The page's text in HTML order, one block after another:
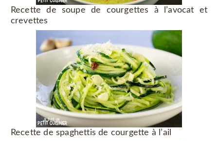
Recette de soupe de courgettes à l’avocat et
crevettes
Recette de spaghettis de courgette à l’ail